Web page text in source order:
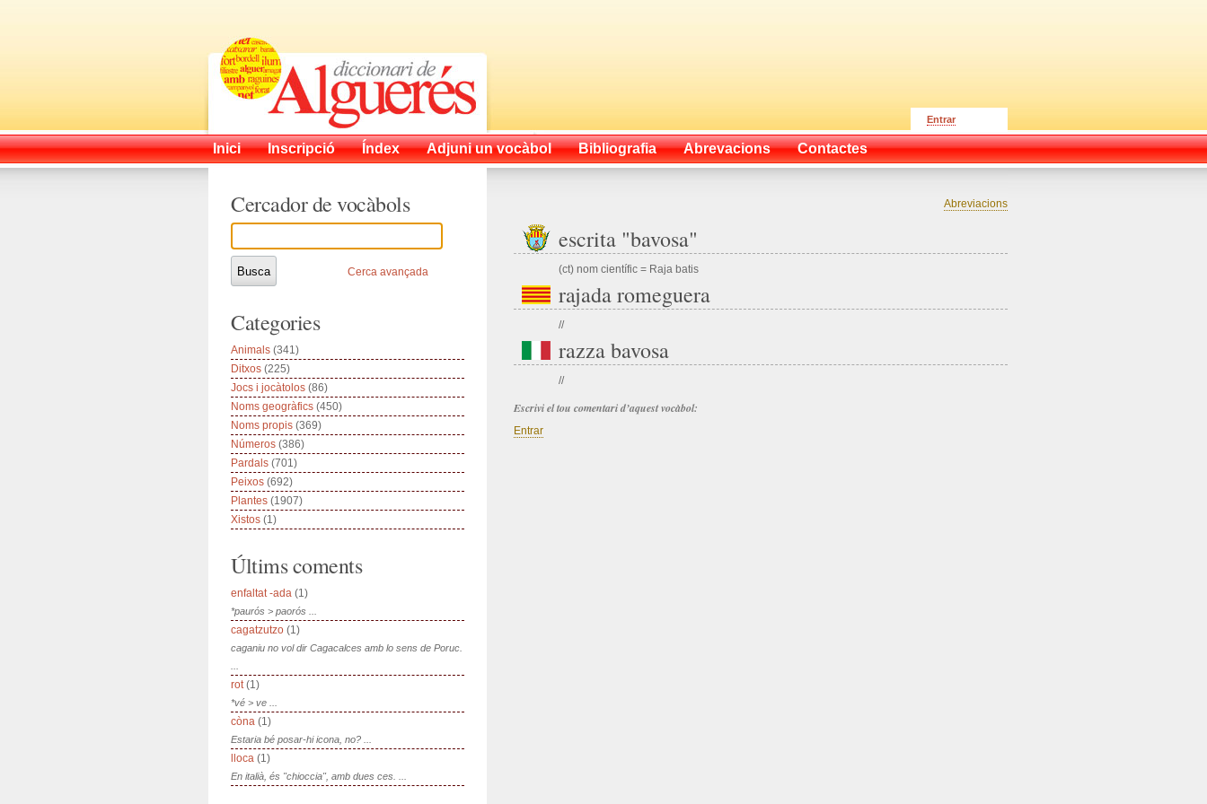
Entrar
Inici Inscripció Índex Adjuni un vocàbol Bibliografia Abrevacions Contactes
Abreviacions
escrita "bavosa"
(ct) nom científic = Raja batis
rajada romeguera
//
razza bavosa
//
Escrivi el tou comentari d’aquest vocàbol:
Entrar
Cercador de vocàbols
Cerca avançada
Categories
Animals (341)
Ditxos (225)
Jocs i jocàtolos (86)
Noms geogràfics (450)
Noms propis (369)
Números (386)
Pardals (701)
Peixos (692)
Plantes (1907)
Xistos (1)
Últims coments
enfaltat -ada (1)
*paurós > paorós ...
cagatzutzo (1)
caganiu no vol dir Cagacalces amb lo sens de Poruc.
rot(1)
*vé > ve ...
còna (1)
Estaria bé posar-hi icona, no? ...
lloca (1)
En italià, és "chioccia", amb dues ces. ...